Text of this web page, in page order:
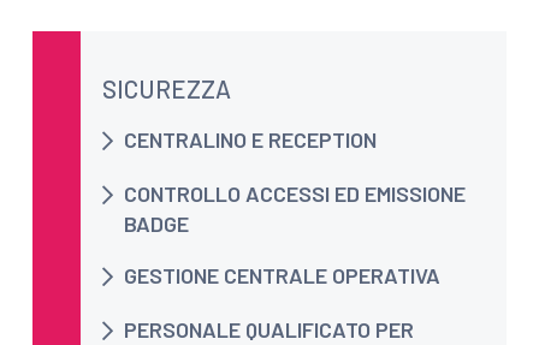
SICUREZZA
CENTRALINO E RECEPTION
CONTROLLO ACCESSI ED EMISSIONE
BADGE
GESTIONE CENTRALE OPERATIVA
PERSONALE QUALIFICATO PER